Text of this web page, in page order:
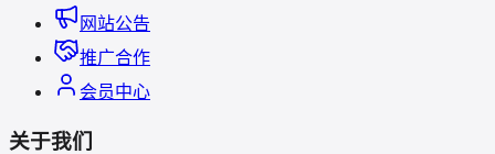
网站公告
推广合作
会员中心
关于我们